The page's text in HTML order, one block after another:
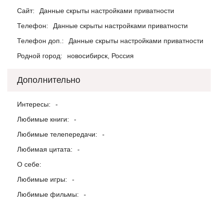
Сайт:
Данные скрыты настройками приватности
Телефон:
Данные скрыты настройками приватности
Телефон доп.:
Данные скрыты настройками приватности
Родной город:
новосибирск, Россия
Дополнительно
Интересы:
-
Любимые книги:
-
Любимые телепередачи:
-
Любимая цитата:
-
О себе:
Любимые игры:
-
Любимые фильмы:
-